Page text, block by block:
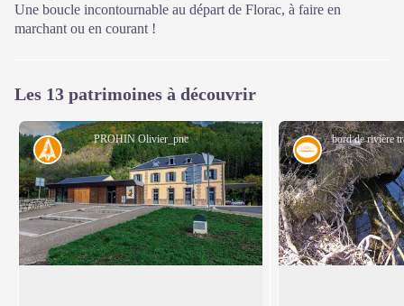
Une boucle incontournable au départ de Florac, à faire en
marchant ou en courant !
Les 13 patrimoines à découvrir
PROHIN Olivier_pnc
Histoire Eau